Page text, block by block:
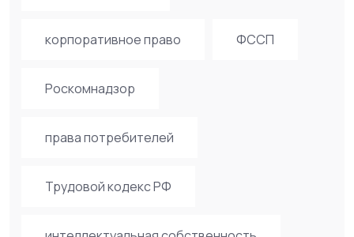
корпоративное право ФССП
Роскомнадзор
права потребителей
Трудовой кодекс РФ